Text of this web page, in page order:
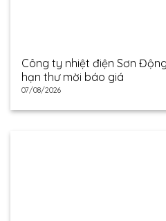
Công ty nhiệt điện Sơn
hạn thư mời báo giá
07/08/2026